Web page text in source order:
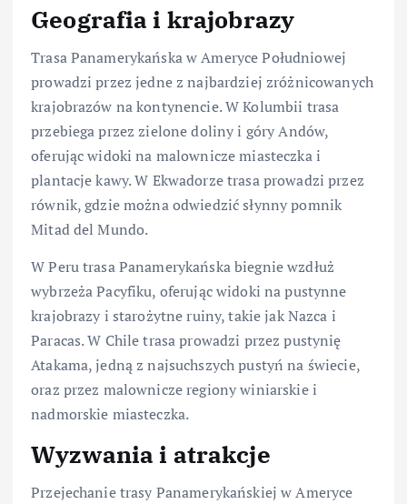
Geografia i krajobrazy
Trasa Panamerykańska w Ameryce Południowej
prowadzi przez jedne z najbardziej zróżnicowanych
krajobrazów na kontynencie. W Kolumbii trasa
przebiega przez zielone doliny i góry Andów,
oferując widoki na malownicze miasteczka i
plantacje kawy. W Ekwadorze trasa prowadzi przez
równik, gdzie można odwiedzić słynny pomnik
Mitad del Mundo.
W Peru trasa Panamerykańska biegnie wzdłuż
wybrzeża Pacyfiku, oferując widoki na pustynne
krajobrazy i starożytne ruiny, takie jak Nazca i
Paracas. W Chile trasa prowadzi przez pustynię
Atakama, jedną z najsuchszych pustyń na świecie,
oraz przez malownicze regiony winiarskie i
nadmorskie miasteczka.
Wyzwania i atrakcje
Przejechanie trasy Panamerykańskiej w Ameryce